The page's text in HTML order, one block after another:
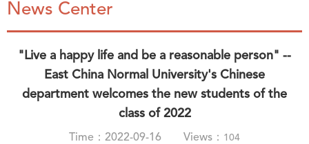
News Center
"Live a happy life and be a reasonable person" --
East China Normal University's Chinese
department welcomes the new students of the
class of 2022
Time：2022-09-16 Views： 104